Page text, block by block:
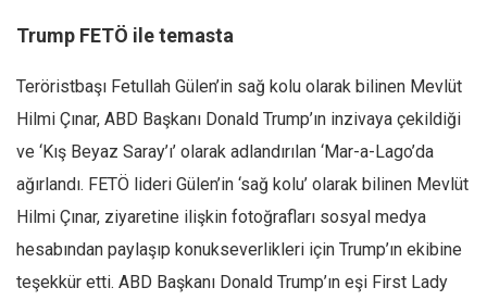
Trump FETÖ ile temasta
Teröristbaşı Fetullah Gülen’in sağ kolu olarak bilinen Mevlüt
Hilmi Çınar, ABD Başkanı Donald Trump’ın inzivaya çekildiği
ve ‘Kış Beyaz Saray’ı’ olarak adlandırılan ‘Mar-a-Lago’da
ağırlandı. FETÖ lideri Gülen’in ‘sağ kolu’ olarak bilinen Mevlüt
Hilmi Çınar, ziyaretine ilişkin fotoğrafları sosyal medya
hesabından paylaşıp konukseverlikleri için Trump’ın ekibine
teşekkür etti. ABD Başkanı Donald Trump’ın eşi First Lady